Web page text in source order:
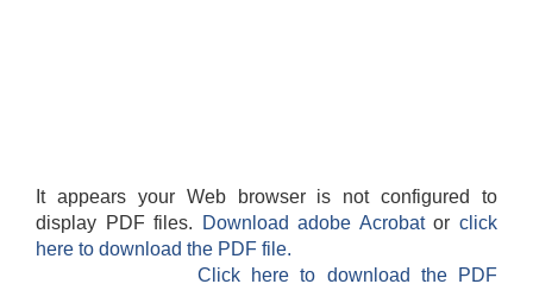
It appears your Web browser is not configured to
display PDF files.
Download adobe Acrobatorclick
here to download the PDF file.
Click here to download the PDF